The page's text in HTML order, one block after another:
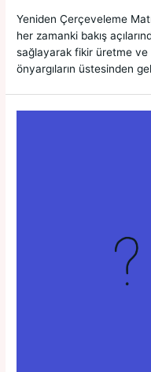
Yeniden Çerçeveleme
her zamanki bakış
sağlayarak fikir üretme ve
önyargıların üstesinden